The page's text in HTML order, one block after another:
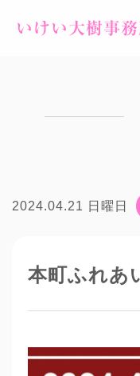
いけい大樹事
2024.04.21 日曜日
本町ふれあ